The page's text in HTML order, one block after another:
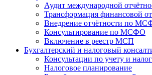
Аудит международной
Трансформация финансовой
Внедрение отчётности по
Консультирование по МСФО
Включение в реестр МСП
Бухгалтерский и налоговый
Консультации по учету и
Налоговое планирование